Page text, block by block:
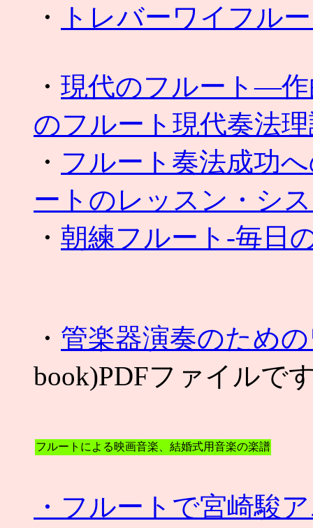
・ トレバーワイフル
・ 現代のフルート―
のフルート現代奏法
・ フルート奏法成功
ートのレッスン・シ
・ 朝練フルート-毎日
・ 管楽器演奏のため
book)PDFファイルで
フルートによる映画音楽、結婚式用音楽の楽譜
・フルートで宮崎駿